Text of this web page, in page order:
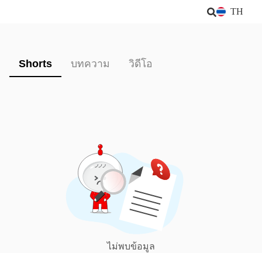
TH
Shorts บทความ วิดีโอ
ไม่พบข้อมูล